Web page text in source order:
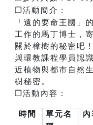
❐​​​​ 活動簡介：
「遠的要命王國」
工作的馬丁博士，
關於樟樹的秘密吧
與環教課程學員認
近植物與都市自然
樹秘密。
❐ 活動內容：
時間
單元名
內